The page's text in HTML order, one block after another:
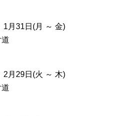
1月31日(月 ～ 金)
2月29日(火 ～ 木)